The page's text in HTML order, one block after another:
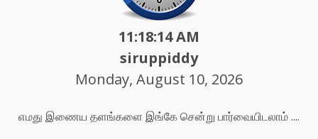
11:18:16 AM
siruppiddy
Monday, August 10, 2026
எமது இணைய தளங்களை இங்கே சென்று பார்வையிடலாம் ....